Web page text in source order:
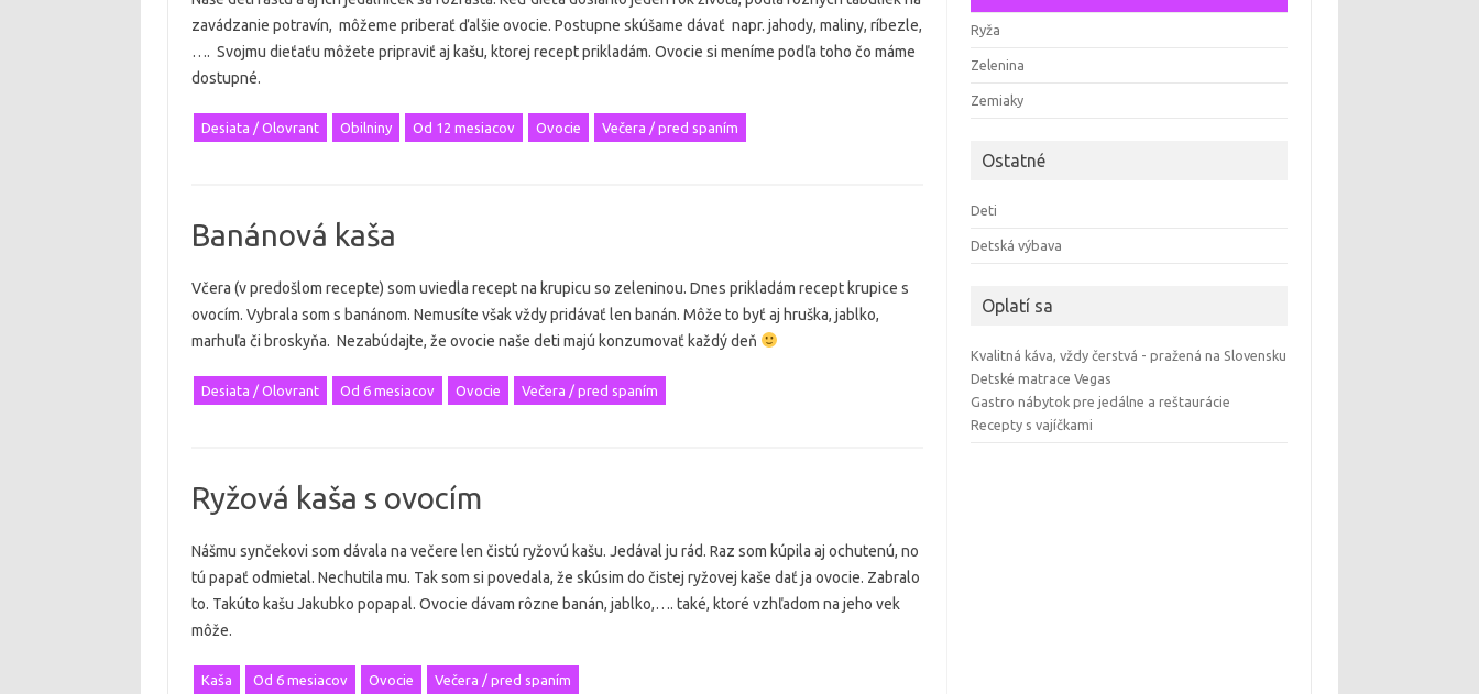
zavádzanie potravín, môžeme priberať ďalšie ovocie. Postupne skúšame dávať napr. jahody, maliny, ríbezle,
…. Svojmu dieťaťu môžete pripraviť aj kašu, ktorej recept prikladám. Ovocie si meníme podľa toho čo máme
dostupné.
Desiata / Olovrant Obilniny Od 12 mesiacov Ovocie Večera / pred spaním
Banánová kaša
Včera (v predošlom recepte) som uviedla recept na krupicu so zeleninou. Dnes prikladám recept krupice s
ovocím. Vybrala som s banánom. Nemusíte však vždy pridávať len banán. Môže to byť aj hruška, jablko,
marhuľa či broskyňa. Nezabúdajte, že ovocie naše deti majú konzumovať každý deň
Desiata / Olovrant Od 6 mesiacov Ovocie Večera / pred spaním
Ryžová kaša s ovocím
Nášmu synčekovi som dávala na večere len čistú ryžovú kašu. Jedával ju rád. Raz som kúpila aj ochutenú, no
tú papať odmietal. Nechutila mu. Tak som si povedala, že skúsim do čistej ryžovej kaše dať ja ovocie. Zabralo
to. Takúto kašu Jakubko popapal. Ovocie dávam rôzne banán, jablko,…. také, ktoré vzhľadom na jeho vek
môže.
Kaša Od 6 mesiacov Ovocie Večera / pred spaním
Ryža
Zelenina
Zemiaky
Ostatné
Deti
Detská výbava
Oplatí sa
Kvalitná káva, vždy čerstvá - pražená na Slovensku
Detské matrace Vegas
Gastro nábytok pre jedálne a reštaurácie
Recepty s vajíčkami